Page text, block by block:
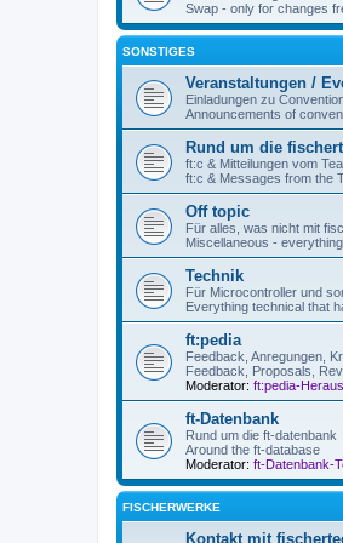
Swap - only for changes
SONSTIGES
Veranstaltungen /
Einladungen zu
Announcements of
Rund um die
ft:c & Mitteilungen vom
ft:c & Messages from the
Off topic
Für alles, was nicht mit
Miscellaneous -
Technik
Für Microcontroller und
Everything technical that
ft:pedia
Feedback, Anregungen,
Feedback, Proposals,
Moderator: ft:pedia-
ft-Datenbank
Rund um die ft-datenbank
Around the ft-database
Moderator: ft-Datenbank-
FISCHERWERKE
Kontakt mit